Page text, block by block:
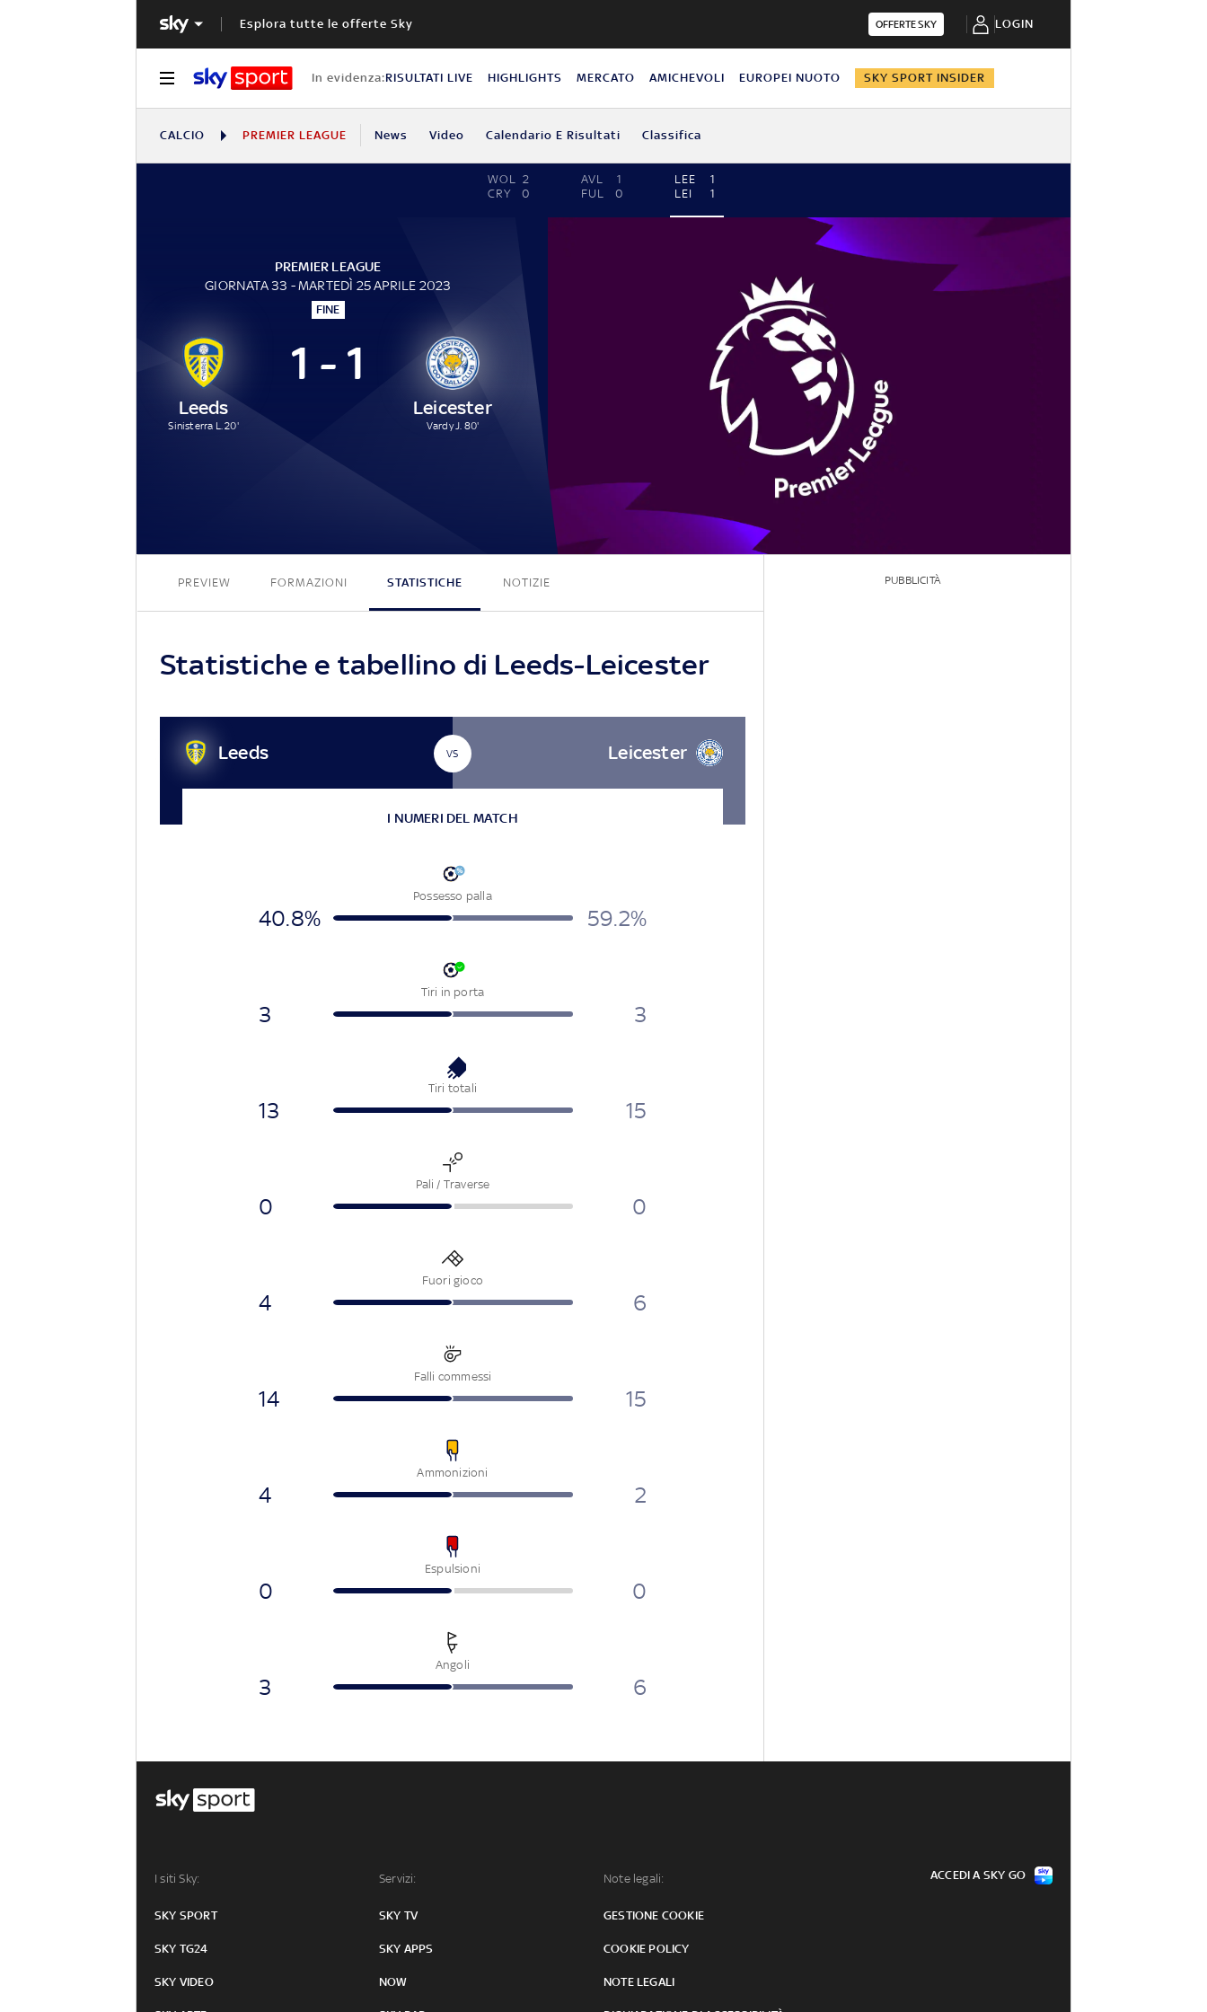
Esplora tutte le offerte Sky OFFERTE SKY LOGIN
In evidenza:RISULTATI LIVE HIGHLIGHTS MERCATO AMICHEVOLI EUROPEI NUOTO SKY SPORT INSIDER
CALCIO PREMIER LEAGUE News Video Calendario E Risultati Classifica
WOL
2
CRY
0
AVL
1
FUL
0
LEE
1
LEI
1
PREMIER LEAGUE
GIORNATA 33 - MARTEDÌ 25 APRILE 2023
FINE
Leeds
Sinisterra L. 20'
1 - 1
Leicester
Vardy J. 80'
PREVIEW FORMAZIONI STATISTICHE NOTIZIE
Statistiche e tabellino di Leeds-Leicester
Leeds VS Leicester
I NUMERI DEL MATCH
Possesso palla
40.8% 59.2%
Tiri in porta
3 3
Tiri totali
13 15
Pali / Traverse
0 0
Fuori gioco
4 6
Falli commessi
14 15
Ammonizioni
4 2
Espulsioni
0 0
Angoli
3 6
PUBBLICITÀ
I siti Sky:
SKY SPORT
SKY TG24
SKY VIDEO
Servizi:
SKY TV
SKY APPS
NOW
Note legali:
GESTIONE COOKIE
COOKIE POLICY
NOTE LEGALI
ACCEDI A SKY GO